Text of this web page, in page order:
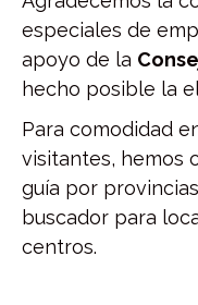
especiales de
apoyo de la
hecho posible la
Para comodidad
visitantes, hemos
guía por
buscador para
centros.